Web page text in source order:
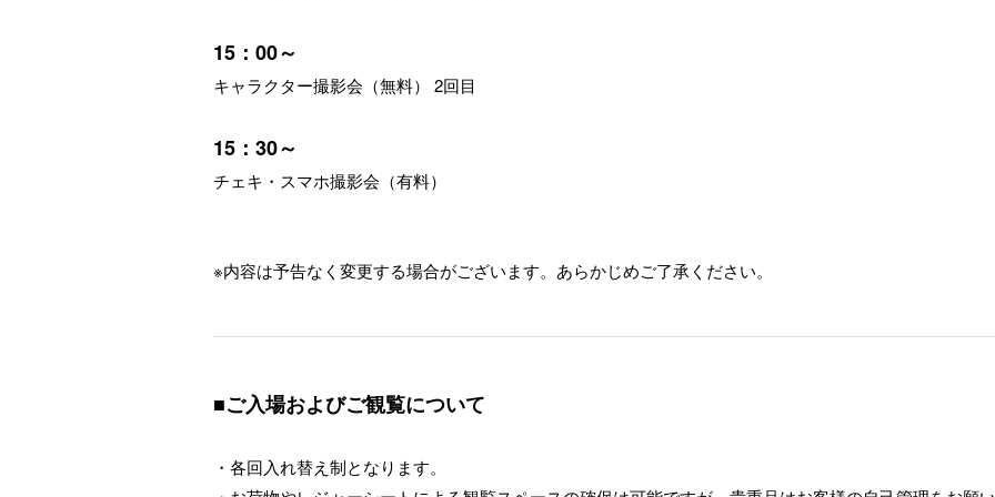
15：00～
キャラクター撮影会（無料） 2回目
15：30～
チェキ・スマホ撮影会（有料）
※内容は予告なく変更する場合がございます。あらかじめご了承ください。
■ご入場およびご観覧について
・各回入れ替え制となります。